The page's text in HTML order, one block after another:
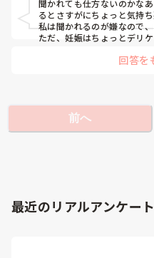
は「結婚予定はないのか」
のに何故結婚しないのか」
予定はないのか」「第二子
正直気持ち悪いです。その
聞かれても仕方ないのかな
るとさすがにちょっと気持
私は聞かれるのが嫌なので
ただ、妊娠はちょっとデリ
管理者として気になるのは
回答を
前へ
最近のリアルアンケート